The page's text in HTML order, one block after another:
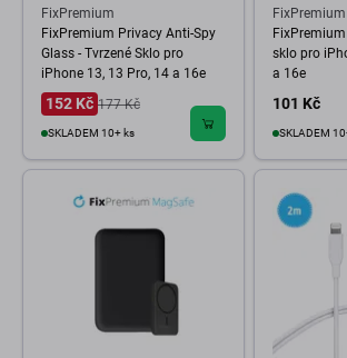
FixPremium
FixPremium Privacy Anti-Spy
Glass - Tvrzené Sklo pro
iPhone 13, 13 Pro, 14 a 16e
152 Kč 177 Kč
SKLADEM 10+ ks
FixPremium
sklo pro
a 16e
101 Kč
SKLADEM